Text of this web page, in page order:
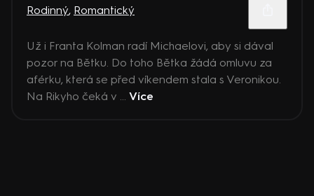
Rodinný, Romantický
Už i Franta Kolman radí Michaelovi, aby si dával
pozor na Bětku. Do toho Bětka žádá omluvu za
aférku, která se před víkendem stala s Veronikou.
Na Rikyho čeká v ... Více